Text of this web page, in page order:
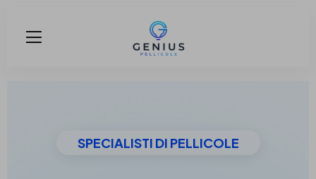
SPECIALISTI DI PELLICOLE